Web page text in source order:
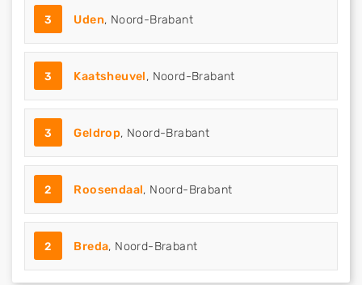
3 Uden, Noord-Brabant
3 Kaatsheuvel, Noord-Brabant
3 Geldrop, Noord-Brabant
2 Roosendaal, Noord-Brabant
2 Breda, Noord-Brabant